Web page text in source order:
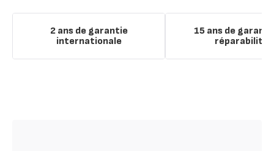
2 ans de garantie
internationale
15 ans de
réparabilité